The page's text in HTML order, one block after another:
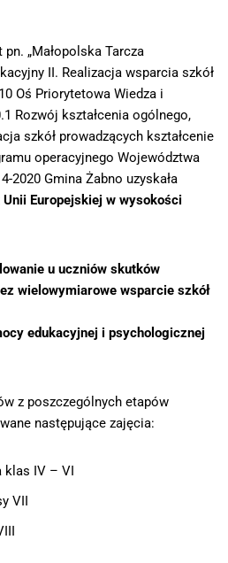
„Małopolska Tarcza
II. Realizacja wsparcia szkół
Oś Priorytetowa Wiedza i
Rozwój kształcenia ogólnego,
szkół prowadzących kształcenie
operacyjnego Województwa
2020 Gmina Żabno uzyskała
Unii Europejskiej w wysokości
u uczniów skutków
wielowymiarowe wsparcie szkół
edukacyjnej i psychologicznej
z poszczególnych etapów
następujące zajęcia:
klas IV – VI
VII